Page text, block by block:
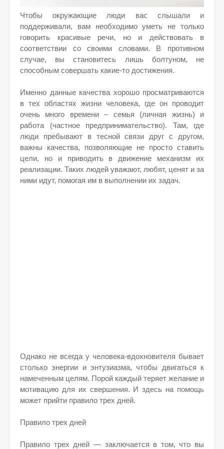
Чтобы окружающие люди вас слышали и
поддерживали, вам необходимо уметь не только
говорить красивые речи, но и действовать в
соответствии со своими словами. В противном
случае, вы становитесь лишь болтуном, не
способным совершать какие-то достижения.
Именно данные качества хорошо просматриваются
в тех областях жизни человека, где он проводит
очень много времени – семья (личная жизнь) и
работа (частное предпринимательство). Там, где
люди пребывают в тесной связи друг с другом,
важны качества, позволяющие не просто ставить
цели, но и приводить в движение механизм их
реализации. Таких людей уважают, любят, ценят и за
ними идут, помогая им в выполнении их задач.
Однако не всегда у человека-вдохновителя бывает
столько энергии и энтузиазма, чтобы двигаться к
намеченным целям. Порой каждый теряет желание и
мотивацию для их свершения. И здесь на помощь
может прийти правило трех дней.
Правило трех дней
Правило трех дней — заключается в том, что вы